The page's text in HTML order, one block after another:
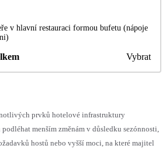
v hlavní restauraci formou bufetu (nápoje
Vybrat
prvků hotelové infrastruktury
menším změnám v důsledku sezónnosti,
hostů nebo vyšší moci, na které majitel